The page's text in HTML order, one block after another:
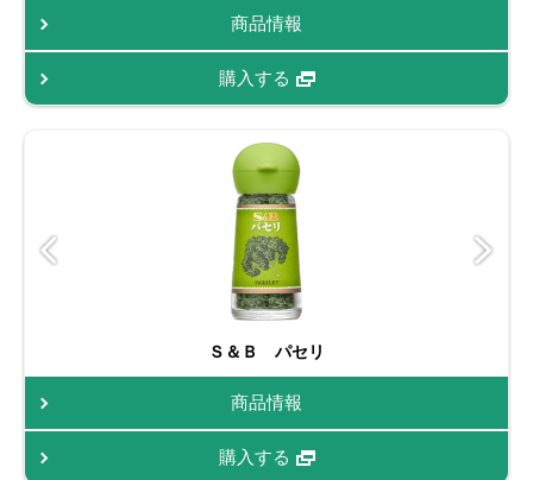
商品情報
購入する
Ｓ＆Ｂ パセリ
商品情報
購入する